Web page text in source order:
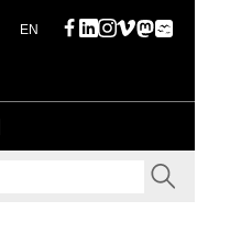
EN (this page in English)
Facebook
LinkedIn
Instagram
VimeoMastodon
Bluesky